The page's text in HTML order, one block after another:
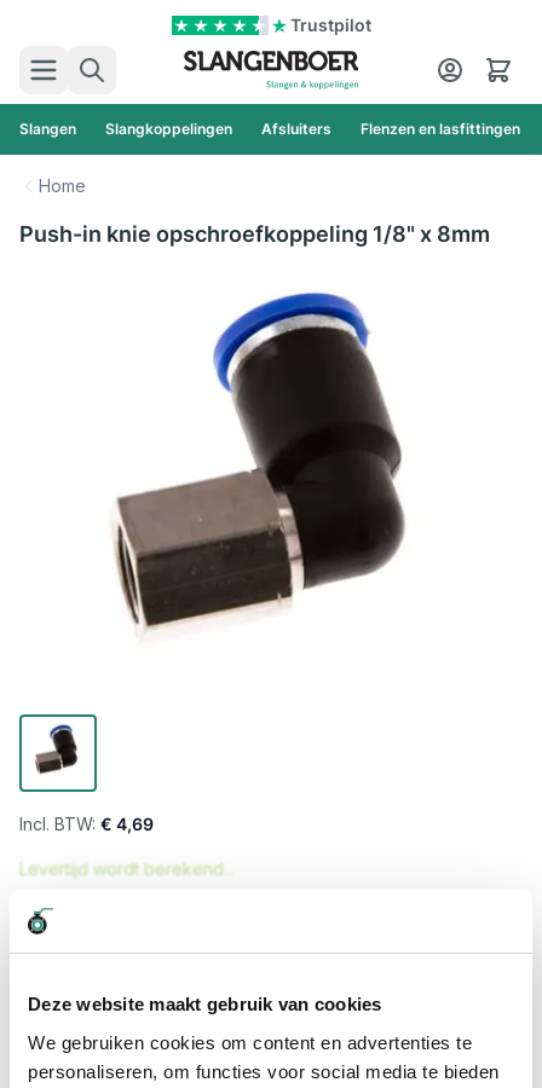
Deze website maakt gebruik van cookies
We gebruiken cookies om content en advertenties te
personaliseren, om functies voor social media te bieden
Trustpilot
Zoek
Cart
Slangen Slangkoppelingen Afsluiters Flenzen en lasfittingen
Home
Push-in knie opschroefkoppeling 1/8" x 8mm
€ 4,69
Levertijd wordt berekend...
Hoge klantbeoordelingen: 9/10
Snelle levering